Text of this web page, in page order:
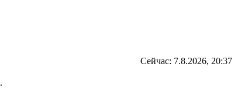
Сейчас: 7.8.2026, 20:37
.